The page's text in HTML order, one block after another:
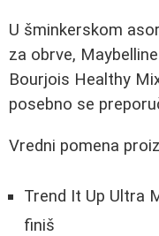
U šminkerskom
za obrve,
Bourjois Healthy
posebno se
Vredni pomena
Trend It Up Ultra
finiš